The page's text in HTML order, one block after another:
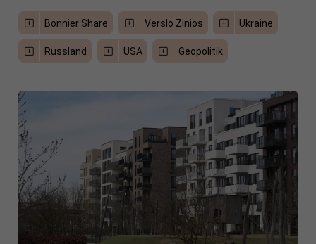
Bonnier Share Verslo Zinios Ukraine
Russland USA Geopolitik